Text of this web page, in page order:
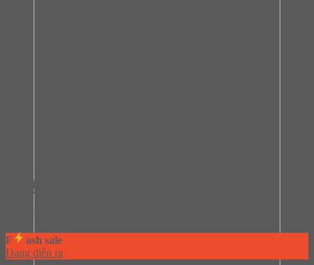
Tay nắm tủ 212mm H1510
Hafele 106.61.014
F
ash sale
Đang diễn ra